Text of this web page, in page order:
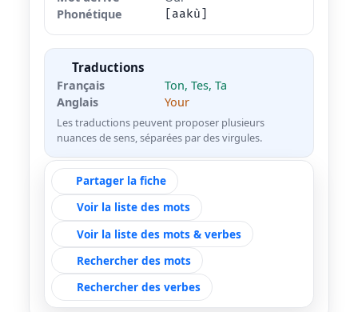
Phonétique
[aakù]
Traductions
Français
Ton, Tes, Ta
Anglais
Your
Les traductions peuvent proposer plusieurs
nuances de sens, séparées par des virgules.
Partager la fiche
Voir la liste des mots
Voir la liste des mots & verbes
Rechercher des mots
Rechercher des verbes